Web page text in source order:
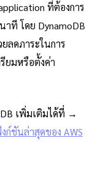
ที่ต้องการ
ที โดย DynamoDB
ลดภาระในการ
ยมหรือตั้งค่า
เพิ่มเติมได้ที่ →
ก์ชันล่าสุดของ AWS